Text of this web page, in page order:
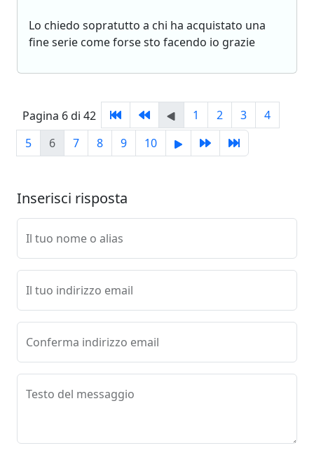
Lo chiedo sopratutto a chi ha acquistato una
fine serie come forse sto facendo io grazie
Pagina 6 di 42 1 2 3
4
5
6 7 8 9 10
Inserisci risposta
Il tuo nome o alias
Il tuo indirizzo email
Conferma indirizzo email
Testo del messaggio